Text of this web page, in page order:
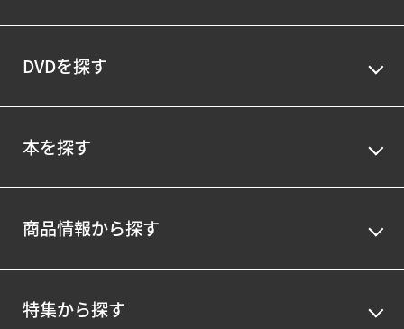
DVDを探す
本を探す
商品情報から探す
特集から探す